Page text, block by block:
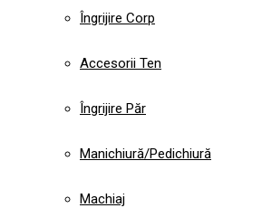
Îngrijire Corp
Accesorii Ten
Îngrijire Păr
Manichiură/Pedichiură
Machiaj